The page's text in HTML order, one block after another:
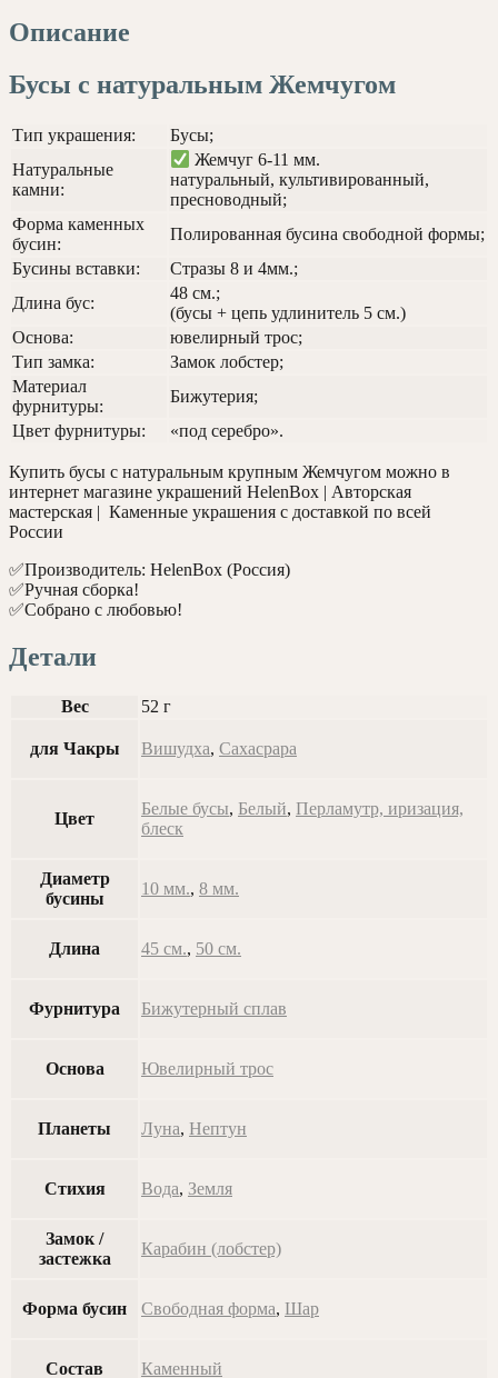
Описание
Бусы с натуральным Жемчугом
Тип украшения:
Бусы;
Натуральные
камни:
Жемчуг 6-11 мм.
натуральный, культивированный,
пресноводный;
Форма каменных
бусин:
Полированная бусина свободной формы;
Бусины вставки:
Стразы 8 и 4мм.;
Длина бус:
48 см.;
(бусы + цепь удлинитель 5 см.)
Основа:
ювелирный трос;
Тип замка:
Замок лобстер;
Материал
фурнитуры:
Бижутерия;
Цвет фурнитуры:
«под серебро».
Купить бусы с натуральным крупным Жемчугом можно в
интернет магазине украшений HelenBox | Авторская
мастерская | Каменные украшения с доставкой по всей
России
✅Производитель: HelenBox (Россия)
✅Ручная сборка!
✅Собрано с любовью!
Детали
Вес 52 г
для Чакры Вишудха, Сахасрара
Цвет
Белые бусы, Белый, Перламутр, иризация,
блеск
Диаметр
бусины
10 мм., 8 мм.
Длина 45 см., 50 см.
Фурнитура Бижутерный сплав
Основа Ювелирный трос
Планеты Луна, Нептун
Стихия Вода, Земля
Замок /
застежка
Карабин (лобстер)
Форма бусин Свободная форма, Шар
Состав Каменный